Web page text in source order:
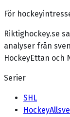
För
Riktighockey.se
analyser från
HockeyEttan och
Serier
SHL